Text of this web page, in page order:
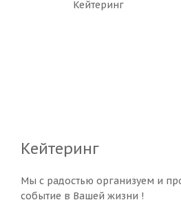
Кейтеринг
Кейтеринг
Мы с радостью организуем и
событие в Вашей жизни !